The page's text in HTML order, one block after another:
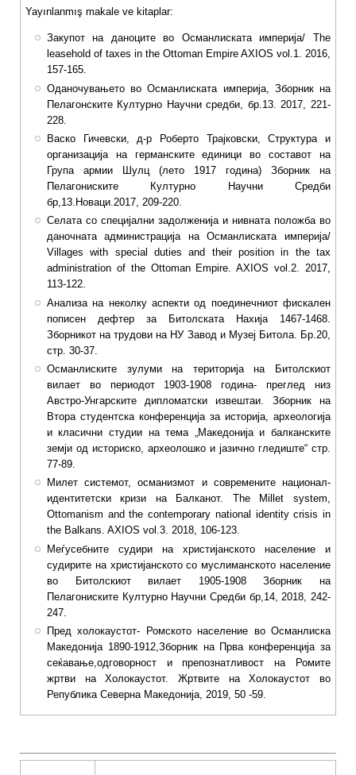
Yayınlanmış makale ve kitaplar:
Закупот на даноците во Османлиската империја/ The
leasehold of taxes in the Ottoman Empire AXIOS vol.1. 2016,
157-165.
Оданочувањето во Османлиската империја, Зборник на
Пелагонските Културно Научни средби, бр.13. 2017, 221-
228.
Васко Гичевски, д-р Роберто Трајковски, Структура и
организација на германските единици во составот на
Група армии Шулц (лето 1917 година) Зборник на
Пелагониските Културно Научни Средби
бр,13.Новаци.2017, 209-220.
Селата со специјални задолженија и нивната положба во
даночната администрација на Османлиската империја/
Villages with special duties and their position in the tax
administration of the Ottoman Empire. AXIOS vol.2. 2017,
113-122.
Анализа на неколку аспекти од поединечниот фискален
пописен дефтер за Битолската Нахија 1467-1468.
Зборникот на трудови на НУ Завод и Музеј Битола. Бр.20,
стр. 30-37.
Османлиските зулуми на територија на Битолскиот
вилает во периодот 1903-1908 година- преглед низ
Австро-Унгарските дипломатски извештаи. Зборник на
Втора студентска конференција за историја, археологија
и класични студии на тема „Македонија и балканските
земји од историско, археолошко и јазично гледиште“ стр.
77-89.
Милет системот, османизмот и современите национал-
идентитетски кризи на Балканот. The Millet system,
Ottomanism and thе contemporary national identity crisis in
the Balkans. AXIOS vol.3. 2018, 106-123.
Меѓусебните судири на христијанското население и
судирите на христијанското со муслиманското население
во Битолскиот вилает 1905-1908 Зборник на
Пелагониските Културно Научни Средби бр,14, 2018, 242-
247.
Пред холокаустот- Ромското население во Османлиска
Македонија 1890-1912,Зборник на Прва конференција за
сеќавање,одговорност и препознатливост на Ромите
жртви на Холокаустот. Жртвите на Холокаустот во
Република Северна Македoнија, 2019, 50 -59.